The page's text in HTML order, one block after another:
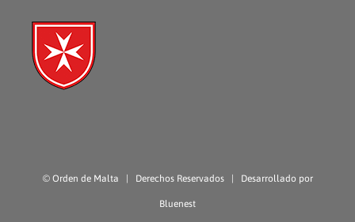
© Orden de Malta | Derechos Reservados | Desarrollado por
Bluenest